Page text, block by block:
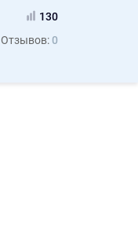
130
Отзывов: 0